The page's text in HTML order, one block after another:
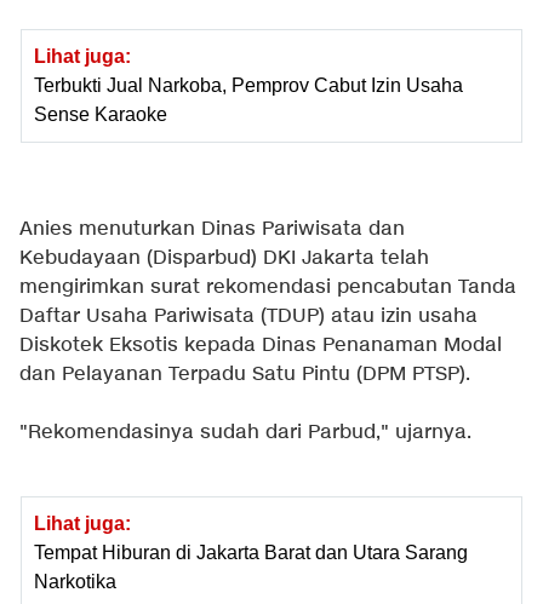
Lihat juga:
Terbukti Jual Narkoba, Pemprov Cabut Izin Usaha
Sense Karaoke
Anies menuturkan Dinas Pariwisata dan
Kebudayaan (Disparbud) DKI Jakarta telah
mengirimkan surat rekomendasi pencabutan Tanda
Daftar Usaha Pariwisata (TDUP) atau izin usaha
Diskotek Eksotis kepada Dinas Penanaman Modal
dan Pelayanan Terpadu Satu Pintu (DPM PTSP).
"Rekomendasinya sudah dari Parbud," ujarnya.
Lihat juga:
Tempat Hiburan di Jakarta Barat dan Utara Sarang
Narkotika